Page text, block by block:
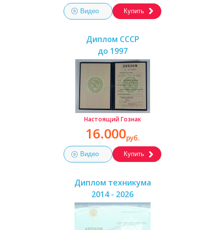
Видео Купить
Диплом СССР
до 1997
Настоящий Гознак
16.000руб.
Видео Купить
Диплом техникума
2014 - 2026